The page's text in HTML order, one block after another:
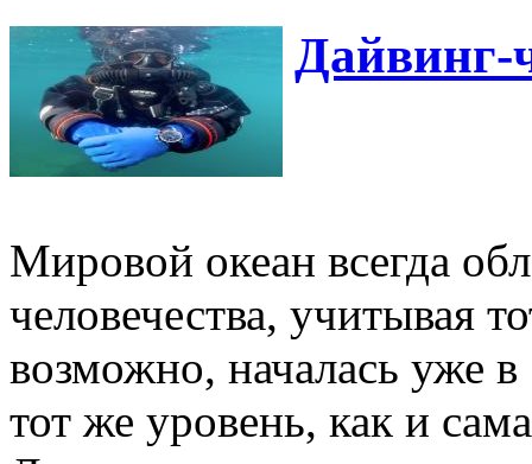
Дайвинг-
Мировой океан всегда
человечества, учитывая
возможно, началась уже в
тот же уровень, как и